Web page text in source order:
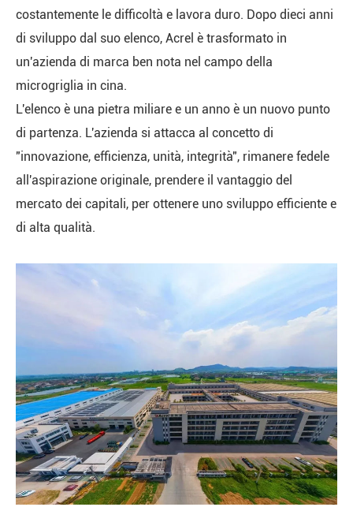
costantemente le difficoltà e lavora duro. Dopo dieci anni
di sviluppo dal suo elenco, Acrel è trasformato in
un'azienda di marca ben nota nel campo della
microgriglia in cina.
L'elenco è una pietra miliare e un anno è un nuovo punto
di partenza. L'azienda si attacca al concetto di
"innovazione, efficienza, unità, integrità", rimanere fedele
all'aspirazione originale, prendere il vantaggio del
mercato dei capitali, per ottenere uno sviluppo efficiente e
di alta qualità.